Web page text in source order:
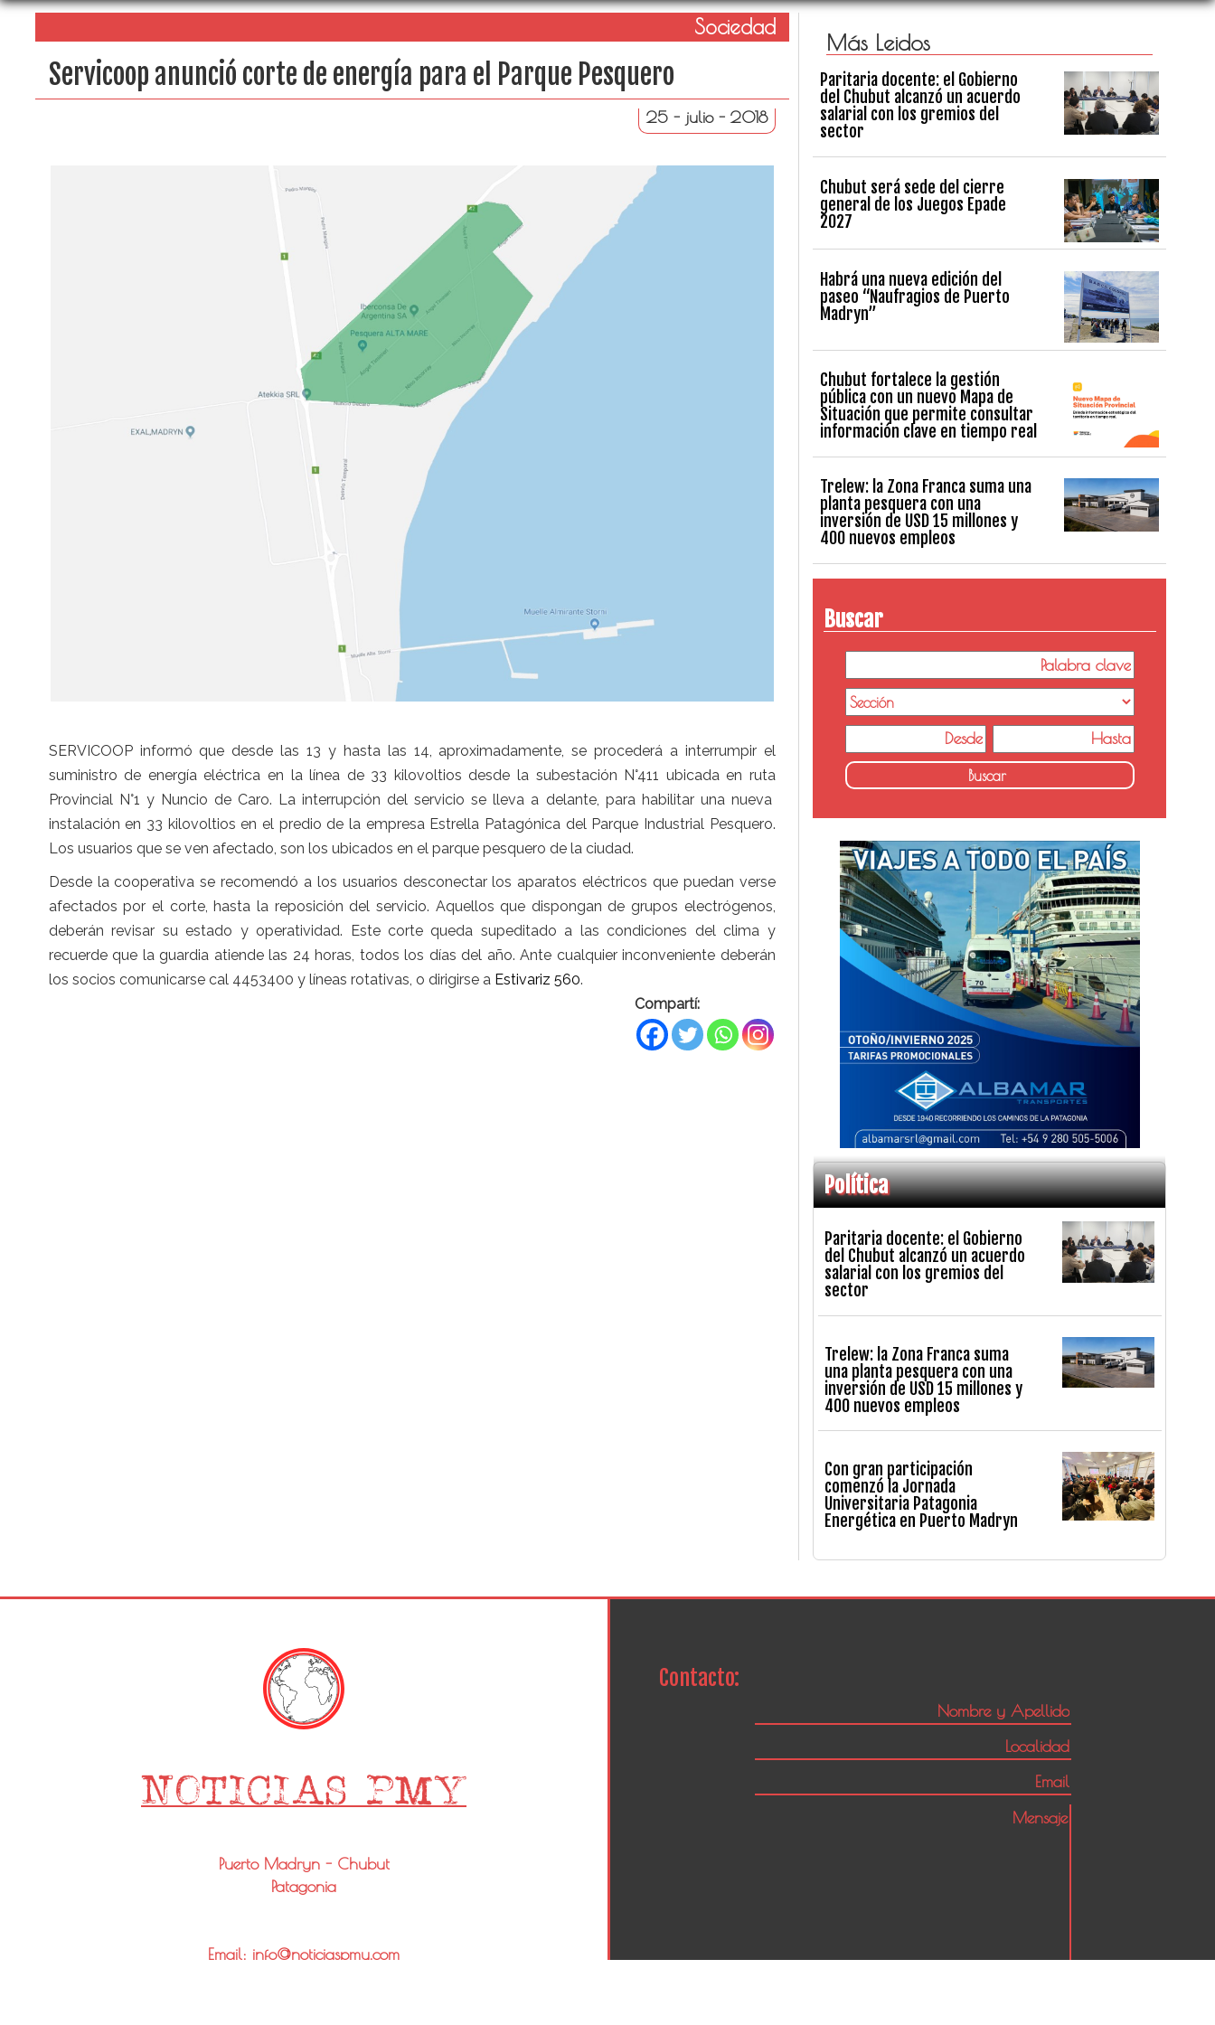
Sociedad
Servicoop anunció corte de energía para el Parque Pesquero
25 - julio - 2018
SERVICOOP informó que desde las 13 y hasta las 14, aproximadamente, se procederá a interrumpir el
suministro de energía eléctrica en la línea de 33 kilovoltios desde la subestación N°411 ubicada en ruta
Provincial N°1 y Nuncio de Caro. La interrupción del servicio se lleva a delante, para habilitar una nueva
instalación en 33 kilovoltios en el predio de la empresa Estrella Patagónica del Parque Industrial Pesquero.
Los usuarios que se ven afectado, son los ubicados en el parque pesquero de la ciudad.
Desde la cooperativa se recomendó a los usuarios desconectar los aparatos eléctricos que puedan verse
afectados por el corte, hasta la reposición del servicio. Aquellos que dispongan de grupos electrógenos,
deberán revisar su estado y operatividad. Este corte queda supeditado a las condiciones del clima y
recuerde que la guardia atiende las 24 horas, todos los días del año. Ante cualquier inconveniente deberán
los socios comunicarse cal 4453400 y líneas rotativas, o dirigirse a Estivariz 560.
Compartí:
Más Leidos
Paritaria docente: el Gobierno
del Chubut alcanzó un acuerdo
salarial con los gremios del
sector
Chubut será sede del cierre
general de los Juegos Epade
2027
Habrá una nueva edición del
paseo “Naufragios de Puerto
Madryn”
Chubut fortalece la gestión
pública con un nuevo Mapa de
Situación que permite consultar
información clave en tiempo real
Trelew: la Zona Franca suma una
planta pesquera con una
inversión de USD 15 millones y
400 nuevos empleos
Buscar
Política
Paritaria docente: el Gobierno
del Chubut alcanzó un acuerdo
salarial con los gremios del
sector
Trelew: la Zona Franca suma
una planta pesquera con una
inversión de USD 15 millones y
400 nuevos empleos
Con gran participación
comenzó la Jornada
Universitaria Patagonia
Energética en Puerto Madryn
Puerto Madryn - Chubut
Patagonia
Email: info@noticiaspmy.com
Contacto: